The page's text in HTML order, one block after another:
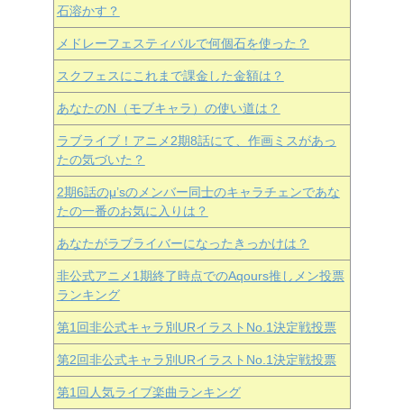
石溶かす？
メドレーフェスティバルで何個石を使った？
スクフェスにこれまで課金した金額は？
あなたのN（モブキャラ）の使い道は？
ラブライブ！アニメ2期8話にて、作画ミスがあっ
たの気づいた？
2期6話のμ’sのメンバー同士のキャラチェンであな
たの一番のお気に入りは？
あなたがラブライバーになったきっかけは？
非公式アニメ1期終了時点でのAqours推しメン投票
ランキング
第1回非公式キャラ別URイラストNo.1決定戦投票
第2回非公式キャラ別URイラストNo.1決定戦投票
第1回人気ライブ楽曲ランキング